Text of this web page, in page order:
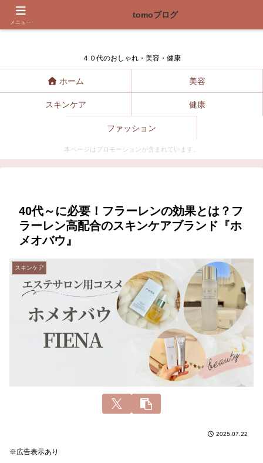
tomoブログ
４０代のおしゃれ・美容・健康
ホーム 美容
スキンケア 健康
ファッション
本ページはプロモーションが含まれています。
40代～に必要！フラーレンの効果とは？フ
ラーレン高配合のスキンケアブランド『ホ
メオバウ』
スキンケア
2025.07.22
※広告表示あり
メニュー
tomoブログ